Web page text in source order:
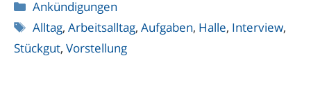
Ankündigungen
Schlagwörter
Alltag,Arbeitsalltag,Aufgaben, Halle, Interview,
Stückgut, Vorstellung